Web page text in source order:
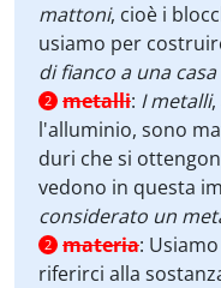
mattoni, cioè i
usiamo per
di fianco a una
2 metalli: I metalli
l'alluminio, sono
duri che si
vedono in questa
considerato un
2 materia:
riferirci alla